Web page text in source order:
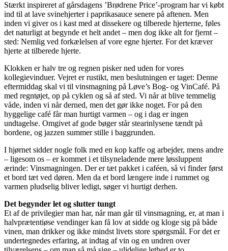
Stærkt inspireret af gårsdagens ’Brødrene Price’-program har vi købt
ind til at lave svinehjerter i paprikasauce senere på aftenen. Men
inden vi giver os i kast med at dissekere og tilberede hjerterne, føles
det naturligt at begynde et helt andet – men dog ikke alt for fjernt –
sted: Nemlig ved forkælelsen af vore egne hjerter. For det kræver
hjerte at tilberede hjerte.
Klokken er halv tre og regnen pisker ned uden for vores
kollegievinduer. Vejret er rustikt, men beslutningen er taget: Denne
eftermiddag skal vi til vinsmagning på Løve’s Bog- og VinCafé. På
med regntøjet, op på cyklen og så af sted. Vi når at blive temmelig
våde, inden vi når derned, men det gør ikke noget. For på den
hyggelige café får man hurtigt varmen – og i dag er ingen
undtagelse. Omgivet af gode bøger står stearinlysene tændt på
bordene, og jazzen summer stille i baggrunden.
I hjørnet sidder nogle folk med en kop kaffe og arbejder, mens andre
– ligesom os – er kommet i et tilsyneladende mere løssluppent
ærinde: Vinsmagningen. Der er tæt pakket i caféen, så vi finder først
et bord tæt ved døren. Men da et bord længere inde i rummet og
varmen pludselig bliver ledigt, søger vi hurtigt derhen.
Det begynder let og slutter tungt
Et af de privilegier man har, når man går til vinsmagning, er, at man i
halvprætentiøse vendinger kan få lov at sidde og kloge sig på både
vinen, man drikker og ikke mindst livets store spørgsmål. For det er
undertegnedes erfaring, at indtag af vin og en undren over